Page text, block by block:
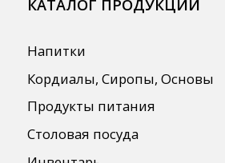
Бренды
Автоматизация
Сотрудничество
Оплата и Доставка